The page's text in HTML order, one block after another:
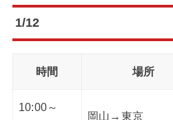
1/12
時間 場所
10:00～
岡山→東京